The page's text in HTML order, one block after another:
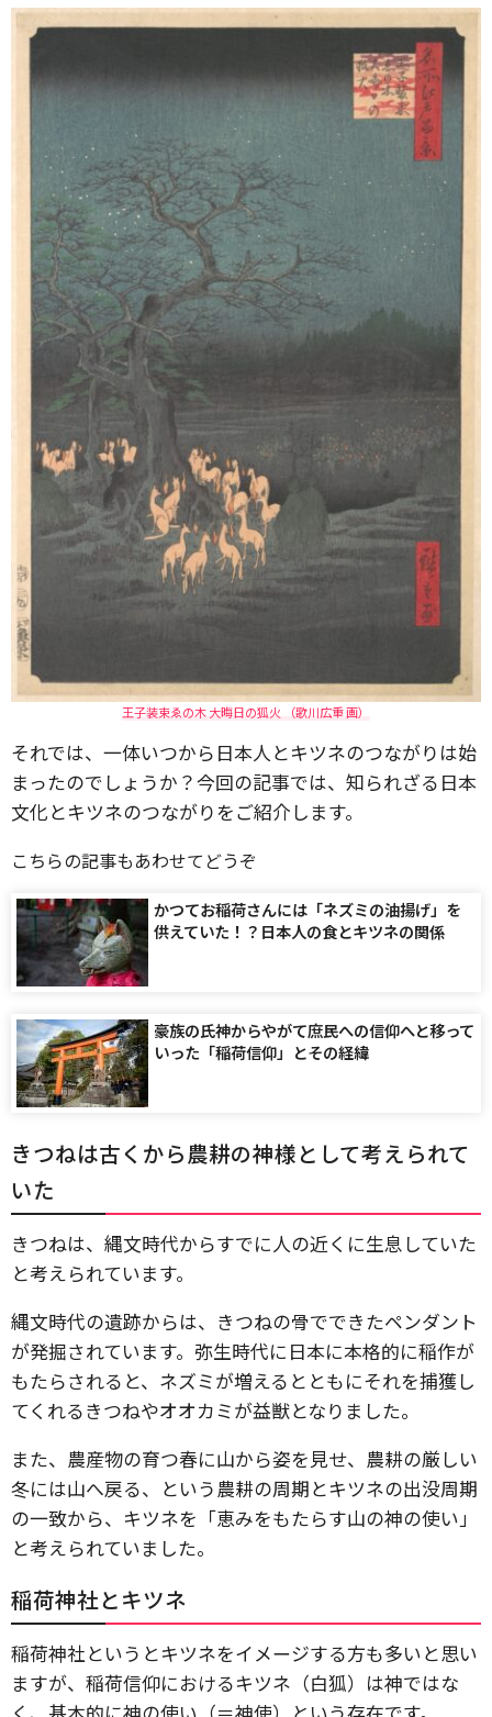
王子装束ゑの木 大晦日の狐火 （歌川広重 画）
それでは、一体いつから日本人とキツネのつながりは始
まったのでしょうか？今回の記事では、知られざる日本
文化とキツネのつながりをご紹介します。
こちらの記事もあわせてどうぞ
かつてお稲荷さんには「ネズミの油揚げ」を
供えていた！？日本人の食とキツネの関係
豪族の氏神からやがて庶民への信仰へと移って
いった「稲荷信仰」とその経緯
きつねは古くから農耕の神様として考えられて
いた
きつねは、縄文時代からすでに人の近くに生息していた
と考えられています。
縄文時代の遺跡からは、きつねの骨でできたペンダント
が発掘されています。弥生時代に日本に本格的に稲作が
もたらされると、ネズミが増えるとともにそれを捕獲し
てくれるきつねやオオカミが益獣となりました。
また、農産物の育つ春に山から姿を見せ、農耕の厳しい
冬には山へ戻る、という農耕の周期とキツネの出没周期
の一致から、キツネを「恵みをもたらす山の神の使い」
と考えられていました。
稲荷神社とキツネ
稲荷神社というとキツネをイメージする方も多いと思い
ますが、稲荷信仰におけるキツネ（白狐）は神ではな